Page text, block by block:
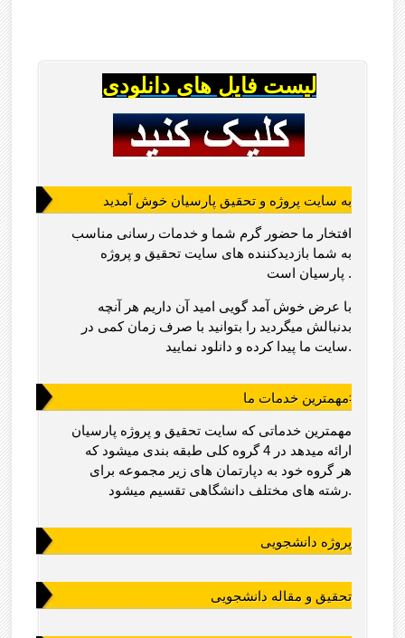
لیست فایل های دانلودی
به سایت پروژه و تحقیق پارسیان خوش آمدید
افتخار ما حضور گرم شما و خدمات رسانی مناسب
به شما بازدیدکننده های سایت تحقیق و پروژه
پارسیان است .
با عرض خوش آمد گویی امید آن داریم هر آنچه
بدنبالش میگردید را بتوانید با صرف زمان کمی در
سایت ما پیدا کرده و دانلود نمایید.
مهمترین خدمات ما:
مهمترین خدماتی که سایت تحقیق و پروژه پارسیان
ارائه میدهد در 4 گروه کلی طبقه بندی میشود که
هر گروه خود به دپارتمان های زیر مجموعه برای
رشته های مختلف دانشگاهی تقسیم میشود.
پروژه دانشجویی
تحقیق و مقاله دانشجویی